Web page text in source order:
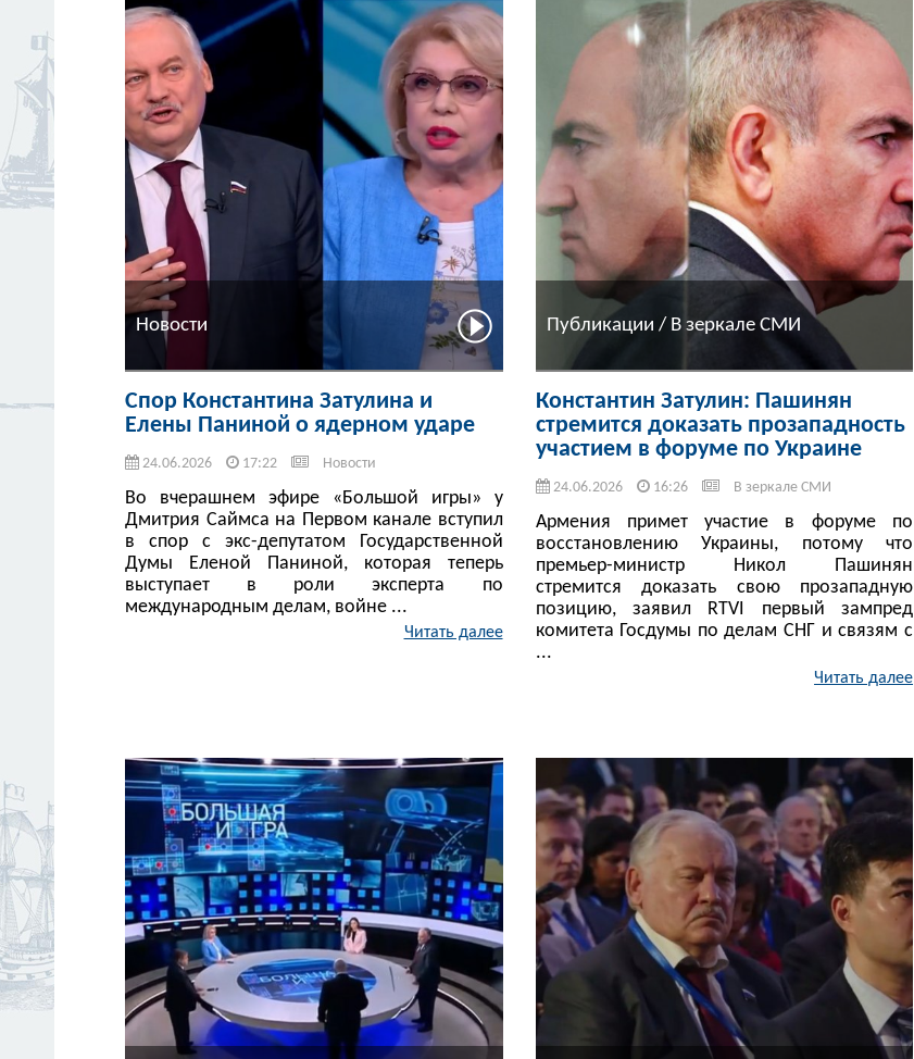
Новости
Спор Константина Затулина и
Елены Паниной о ядерном ударе
24.06.2026 17:22 Новости
Во вчерашнем эфире «Большой игры» у
Дмитрия Саймса на Первом канале вступил
в спор с экс-депутатом Государственной
Думы Еленой Паниной, которая теперь
выступает в роли эксперта по
международным делам, войне ...
Читать далее
Публикации / В зеркале СМИ
Константин Затулин: Пашинян
стремится доказать прозападность
участием в форуме по Украине
24.06.2026 16:26 В зеркале СМИ
Армения примет участие в форуме по
восстановлению Украины, потому что
премьер-министр Никол Пашинян
стремится доказать свою прозападную
позицию, заявил RTVI первый зампред
комитета Госдумы по делам СНГ и связям с
...
Читать далее